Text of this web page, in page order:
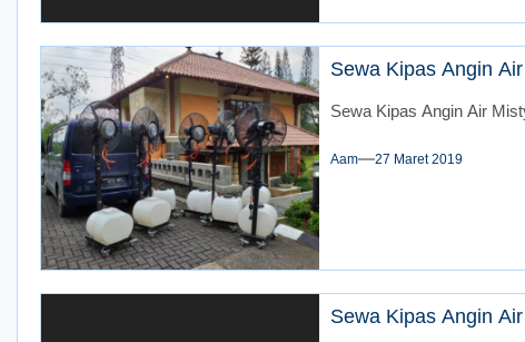
Sewa Kipas Angin
Sewa Kipas Angin Air
Aam 27 Maret 2019
Sewa Kipas Angin